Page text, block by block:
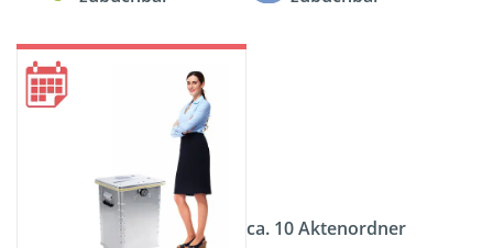
ca. 10 Aktenordner